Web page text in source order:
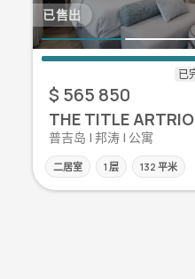
已售出
$ 565 850
THE TITLE ARTRIO
普吉岛 | 邦涛 | 公寓
二居室 1 层 132 平米